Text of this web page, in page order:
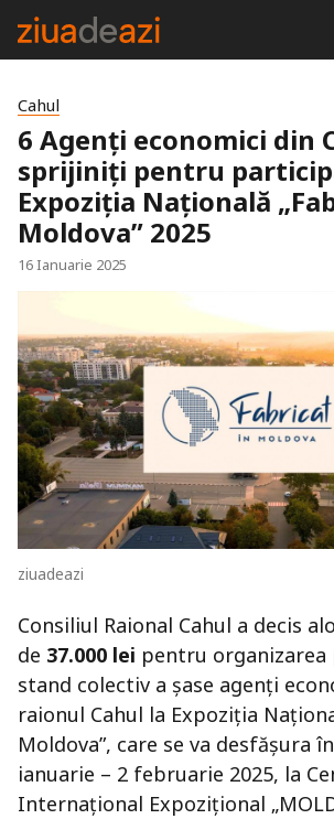
Cahul
6 Agenți economici din
sprijiniți pentru
Expoziția Națională
Moldova” 2025
16 Ianuarie 2025
ziuadeazi
Consiliul Raional Cahul a decis
de 37.000 lei pentru
stand colectiv a șase agenți
raionul Cahul la Expoziția
Moldova”, care se va desfășura
ianuarie – 2 februarie 2025, la
Internațional Expozițional